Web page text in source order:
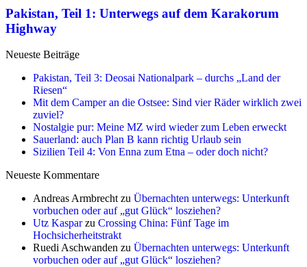
Pakistan, Teil 1: Unterwegs auf dem Karakorum
Highway
Neueste Beiträge
Pakistan, Teil 3: Deosai Nationalpark – durchs „Land der
Riesen“
Mit dem Camper an die Ostsee: Sind vier Räder wirklich zwei
zuviel?
Nostalgie pur: Meine MZ wird wieder zum Leben erweckt
Sauerland: auch Plan B kann richtig Urlaub sein
Sizilien Teil 4: Von Enna zum Etna – oder doch nicht?
Neueste Kommentare
Andreas Armbrecht zu Übernachten unterwegs: Unterkunft
vorbuchen oder auf „gut Glück“ losziehen?
Utz Kasparzu Crossing China: Fünf Tage im
Hochsicherheitstrakt
Ruedi Aschwanden zu Übernachten unterwegs: Unterkunft
vorbuchen oder auf „gut Glück“ losziehen?